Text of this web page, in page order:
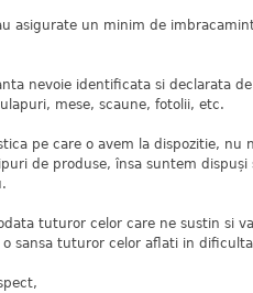
asigurate un minim de
nevoie identificata si declarata
mese, scaune, fotolii, etc.
pe care o avem la dispozitie,
de produse, însa suntem
tuturor celor care ne sustin si
o sansa tuturor celor aflati in